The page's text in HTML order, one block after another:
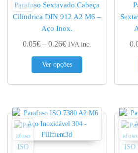
Parafuso Sextavado Cabeça
Cilíndrica DIN 912 A2 M6 –
Aço Inox.
0.05€ – 0.26€Price range: 0.05€
IVA inc.
Ver opções
This product has